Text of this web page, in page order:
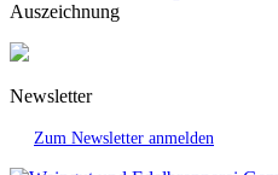
Auszeichnung
Newsletter
Zum Newsletter anmelden